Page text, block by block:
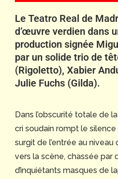
Le Teatro Real de
d’œuvre verdien dans
production signée
par un solide trio de
(Rigoletto), Xabier
Julie Fuchs (Gilda).
Dans l’obscurité totale de
cri soudain rompt le
surgit de l’entrée au niveau
vers la scène, chassée par
d’inquiétants masques de